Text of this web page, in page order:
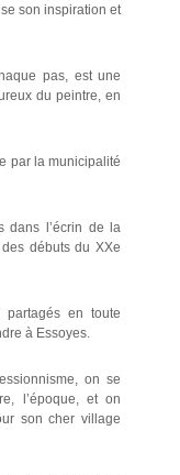
son inspiration et
pas, est une
du peintre, en
par la municipalité
dans l’écrin de la
débuts du XXe
partagés en toute
à Essoyes.
on se
l’époque, et on
son cher village